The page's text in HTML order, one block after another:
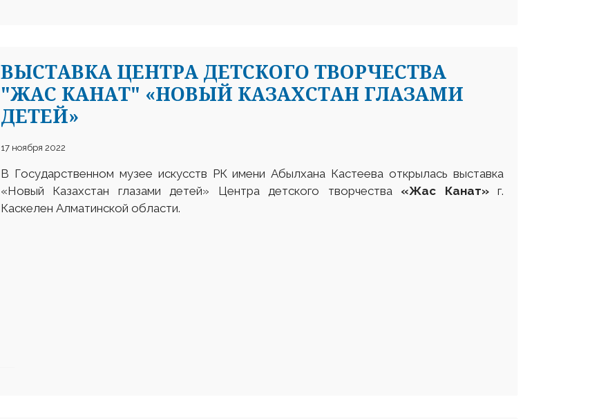
ВЫСТАВКА ЦЕНТРА ДЕТСКОГО ТВОРЧЕСТВА
"ЖАС КАНАТ" «НОВЫЙ КАЗАХСТАН ГЛАЗАМИ
ДЕТЕЙ»
17 ноября 2022
В Государственном музее искусств РК имени Абылхана Кастеева открылась выставка
«Новый Казахстан глазами детей» Центра детского творчества «Жас Канат»г.
Каскелен Алматинской области.